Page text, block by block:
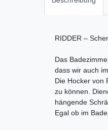
RIDDER –
Das
dass wir auch
Die Hocker von
zu können.
hängende
Egal ob im